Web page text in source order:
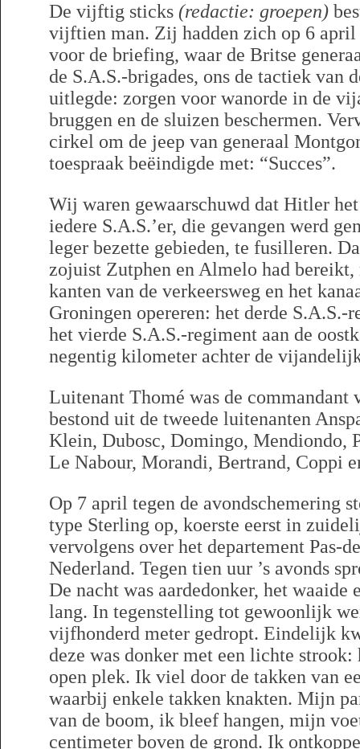
De vijftig sticks (redactie: groepen)
vijftien man. Zij hadden zich op 6
voor de briefing, waar de Britse
de S.A.S.-brigades, ons de tactiek van
uitlegde: zorgen voor wanorde in de
bruggen en de sluizen beschermen.
cirkel om de jeep van generaal
toespraak beëindigde met: “Succes”.
Wij waren gewaarschuwd dat Hitler
iedere S.A.S.’er, die gevangen werd
leger bezette gebieden, te fusilleren.
zojuist Zutphen en Almelo had bereikt,
kanten van de verkeersweg en het
Groningen opereren: het derde S.A.S.-
het vierde S.A.S.-regiment aan de
negentig kilometer achter de
Luitenant Thomé was de commandant
bestond uit de tweede luitenanten
Klein, Dubosc, Domingo, Mendiondo,
Le Nabour, Morandi, Bertrand, Coppi
Op 7 april tegen de avondschemering
type Sterling op, koerste eerst in
vervolgens over het departement Pas-
Nederland. Tegen tien uur ’s avonds
De nacht was aardedonker, het waaide
lang. In tegenstelling tot gewoonlijk
vijfhonderd meter gedropt. Eindelijk
deze was donker met een lichte strook:
open plek. Ik viel door de takken van
waarbij enkele takken knakten. Mijn
van de boom, ik bleef hangen, mijn
centimeter boven de grond. Ik